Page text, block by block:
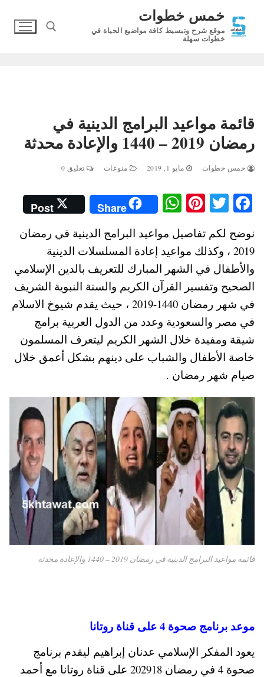
المحتوى
خمس خطوات
موقع شرح وتبسيط كافة مواضيع الحياة في
خطوات سهلة
قائمة مواعيد البرامج الدينية في
رمضان 2019 – 1440 والإعادة محدثة
خمس خطوات مايو 1, 2019 منوعات تعليق 0
Fa
ce
bo
ok
T
wi
tte
r
Pi
nt
er
es
t
W
ha
ts
A
pp
Share
Post
نوضح لكم تفاصيل مواعيد البرامج الدينية في رمضان
2019 ، وكذلك مواعيد إعادة المسلسلات الدينية
والأطفال في الشهر المبارك للتعريف بالدين الإسلامي
الصحيح وتفسير القرآن الكريم والسنة النبوية الشريف
في شهر رمضان 1440-2019 ، حيث يقدم شيوخ الاسلام
في مصر والسعودية وعدد من الدول العربية برامج
شيقة ومفيدة خلال الشهر الكريم ليتعرف المسلمون
خاصة الأطفال والشباب على دينهم بشكل أعمق خلال
صيام شهر رمضان .
قائمة مواعيد البرامج الدينية في رمضان 2019 – 1440 والإعادة محدثة
موعد برنامج صحوة 4 على قناة روتانا
يعود المفكر الإسلامي عدنان إبراهيم ليقدم برنامج
صحوة 4 في رمضان 202918 على قناة روتانا مع أحمد